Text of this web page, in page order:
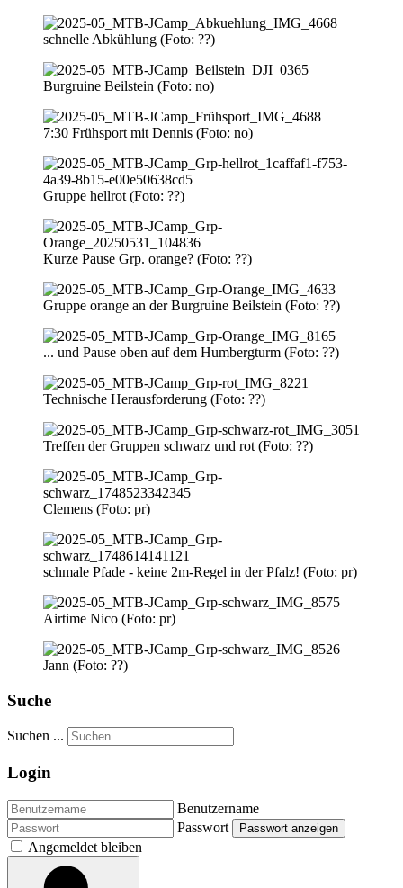
schnelle Abkühlung (Foto: ??)
Burgruine Beilstein (Foto: no)
7:30 Frühsport mit Dennis (Foto: no)
Gruppe hellrot (Foto: ??)
Kurze Pause Grp. orange? (Foto: ??)
Gruppe orange an der Burgruine Beilstein (Foto: ??)
... und Pause oben auf dem Humbergturm (Foto: ??)
Technische Herausforderung (Foto: ??)
Treffen der Gruppen schwarz und rot (Foto: ??)
Clemens (Foto: pr)
schmale Pfade - keine 2m-Regel in der Pfalz! (Foto: pr)
Airtime Nico (Foto: pr)
Jann (Foto: ??)
Suche
Suchen ...
Login
Benutzername
Passwort
Passwort anzeigen
Angemeldet bleiben